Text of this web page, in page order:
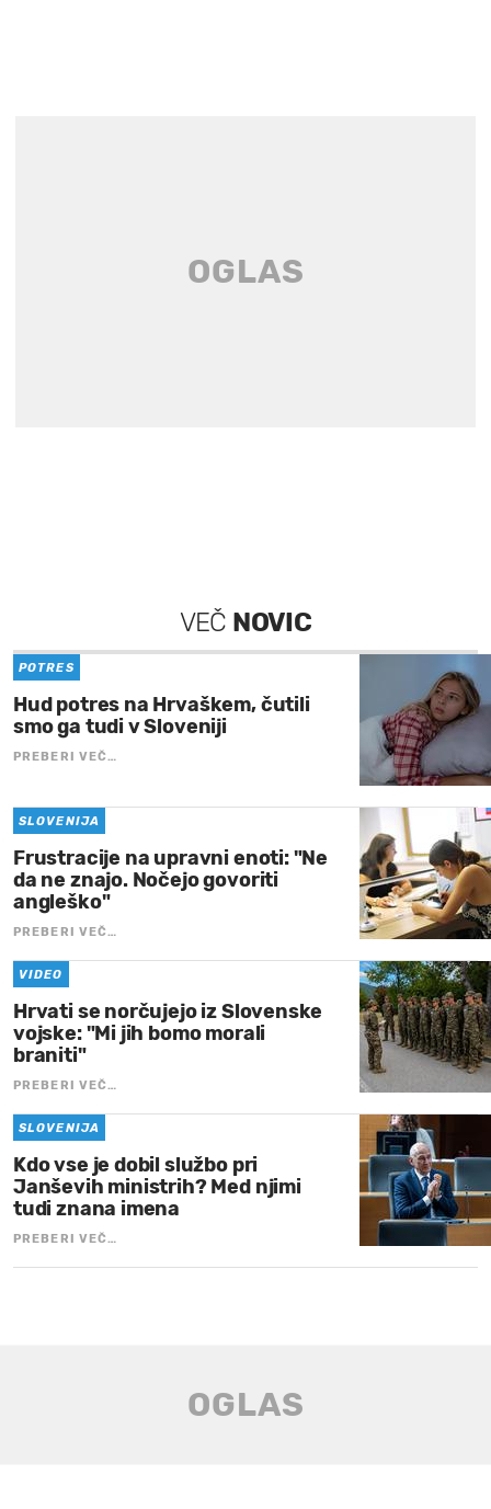
VEČ NOVIC
POTRES
Hud potres na Hrvaškem, čutili
smo ga tudi v Sloveniji
PREBERI VEČ…
SLOVENIJA
Frustracije na upravni enoti: "Ne
da ne znajo. Nočejo govoriti
angleško"
PREBERI VEČ…
VIDEO
Hrvati se norčujejo iz Slovenske
vojske: "Mi jih bomo morali
braniti"
PREBERI VEČ…
SLOVENIJA
Kdo vse je dobil službo pri
Janševih ministrih? Med njimi
tudi znana imena
PREBERI VEČ…